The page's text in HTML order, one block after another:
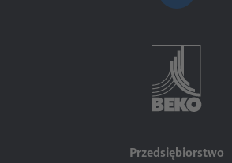
Przedsiębiorstwo